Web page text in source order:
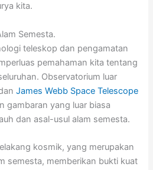
kita.
Semesta.
teleskop dan pengamatan
pemahaman kita tentang
Observatorium luar
James Webb Space Telescope
gambaran yang luar biasa
dan asal-usul alam semesta.
kosmik, yang merupakan
semesta, memberikan bukti kuat